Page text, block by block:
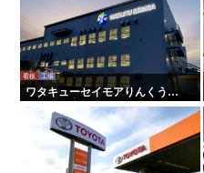
看板 工場
ワタキューセイモアりんくう工
場様 屋内外サイン工事